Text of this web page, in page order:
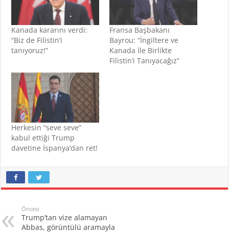
Kanada kararını verdi:
“Biz de Filistin’i
tanıyoruz!”
Fransa Başbakanı
Bayrou: “İngiltere ve
Kanada İle Birlikte
Filistin’i Tanıyacağız”
Herkesin “seve seve”
kabul ettiği Trump
davetine İspanya’dan ret!
Öncesi
Trump’tan vize alamayan
Abbas, görüntülü aramayla